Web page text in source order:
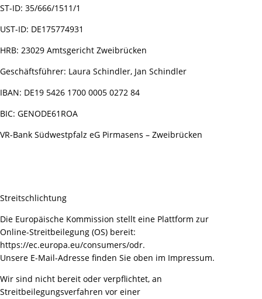
ST-ID: 35/666/1511/1
UST-ID: DE175774931
HRB: 23029 Amtsgericht Zweibrücken
Geschäftsführer: Laura Schindler, Jan Schindler
IBAN: DE19 5426 1700 0005 0272 84
BIC: GENODE61ROA
VR-Bank Südwestpfalz eG Pirmasens – Zweibrücken
Streitschlichtung
Die Europäische Kommission stellt eine Plattform zur
Online-Streitbeilegung (OS) bereit:
https://ec.europa.eu/consumers/odr.
Unsere E-Mail-Adresse finden Sie oben im Impressum.
Wir sind nicht bereit oder verpflichtet, an
Streitbeilegungsverfahren vor einer